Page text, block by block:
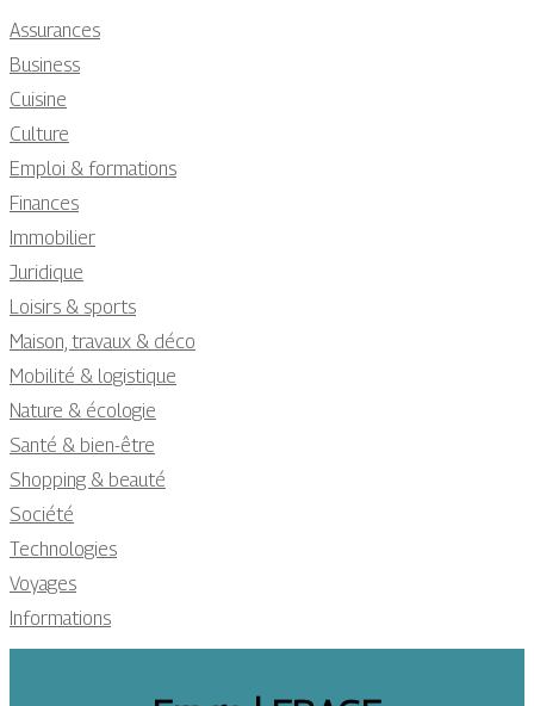
Assurances
Business
Cuisine
Culture
Emploi & formations
Finances
Immobilier
Juridique
Loisirs & sports
Maison, travaux & déco
Mobilité & logistique
Nature & écologie
Santé & bien-être
Shopping & beauté
Société
Technologies
Voyages
Informations